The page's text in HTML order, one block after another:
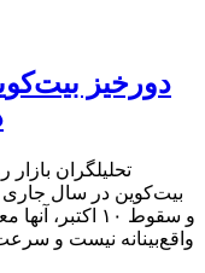
بیت‌کوین در سال جاری
و سقوط ۱۰
واقع‌بینانه نیست و